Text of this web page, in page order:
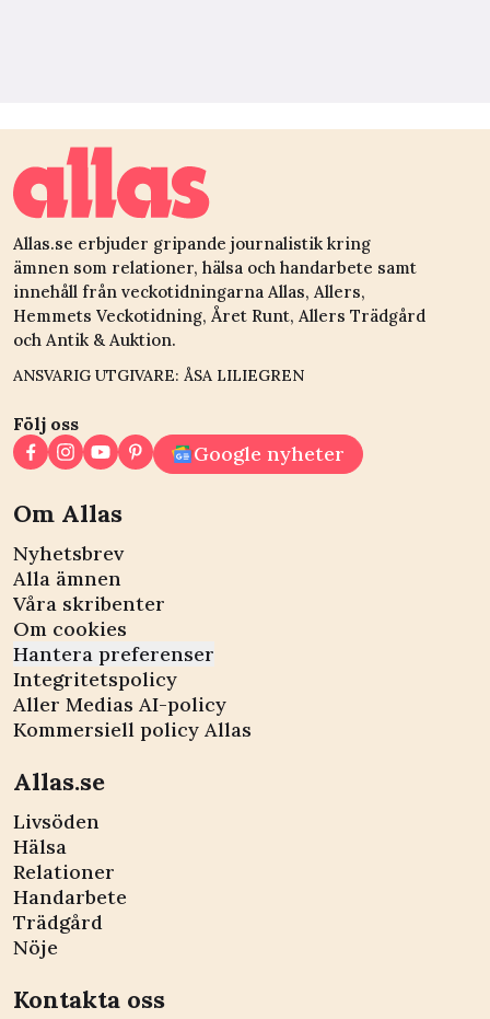
Allas.se erbjuder gripande journalistik kring
ämnen som relationer, hälsa och handarbete samt
innehåll från veckotidningarna Allas, Allers,
Hemmets Veckotidning, Året Runt, Allers Trädgård
och Antik & Auktion.
ANSVARIG UTGIVARE: ÅSA LILIEGREN
Följ oss
Google nyheter
Om Allas
Nyhetsbrev
Alla ämnen
Våra skribenter
Om cookies
Hantera preferenser
Integritetspolicy
Aller Medias AI-policy
Kommersiell policy Allas
Allas.se
Livsöden
Hälsa
Relationer
Handarbete
Trädgård
Nöje
Kontakta oss